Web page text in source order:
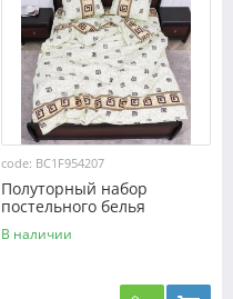
code: BC1F954207
Полуторный набор
постельного белья
150*220 из Фланели
№954207 Черешенка™
В наличии